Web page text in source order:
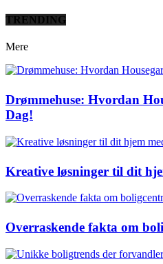
TRENDING
Mere
Drømmehuse: Hvordan
Dag!
Kreative løsninger til dit
Overraskende fakta om